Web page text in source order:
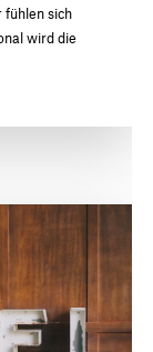
fühlen sich
wird die